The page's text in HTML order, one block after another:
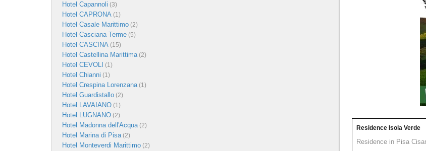
Hotel Capannoli (3)
Hotel CAPRONA (1)
Hotel Casale Marittimo (2)
Hotel Casciana Terme (5)
Hotel CASCINA (15)
Hotel Castellina Marittima(2)
Hotel CEVOLI (1)
Hotel Chianni (1)
Hotel Crespina Lorenzana(1)
Hotel Guardistallo (2)
Hotel LAVAIANO (1)
Hotel LUGNANO (2)
Hotel Madonna dell'Acqua(2)
Hotel Marina di Pisa(2)
Hotel Monteverdi Marittimo (2)
Residence Isola Verde
Residence in Pisa